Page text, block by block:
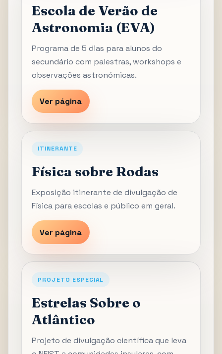
Escola de Verão de
Astronomia (EVA)
Programa de 5 dias para alunos do
secundário com palestras, workshops e
observações astronómicas.
Ver página
ITINERANTE
Física sobre Rodas
Exposição itinerante de divulgação de
Física para escolas e público em geral.
Ver página
PROJETO ESPECIAL
Estrelas Sobre o
Atlântico
Projeto de divulgação científica que leva